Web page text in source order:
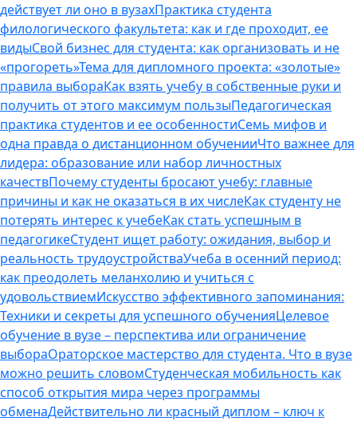
действует ли оно в вузахПрактика студента
филологического факультета: как и где проходит, ее
видыСвой бизнес для студента: как организовать и не
«прогореть»Тема для дипломного проекта: «золотые»
правила выбораКак взять учебу в собственные руки и
получить от этого максимум пользыПедагогическая
практика студентов и ее особенностиСемь мифов и
одна правда о дистанционном обученииЧто важнее для
лидера: образование или набор личностных
качествПочему студенты бросают учебу: главные
причины и как не оказаться в их числеКак студенту не
потерять интерес к учебеКак стать успешным в
педагогикеСтудент ищет работу: ожидания, выбор и
реальность трудоустройстваУчеба в осенний период:
как преодолеть меланхолию и учиться с
удовольствиемИскусство эффективного запоминания:
Техники и секреты для успешного обученияЦелевое
обучение в вузе – перспектива или ограничение
выбораОраторское мастерство для студента. Что в вузе
можно решить словомСтуденческая мобильность как
способ открытия мира через программы
обменаДействительно ли красный диплом – ключ к